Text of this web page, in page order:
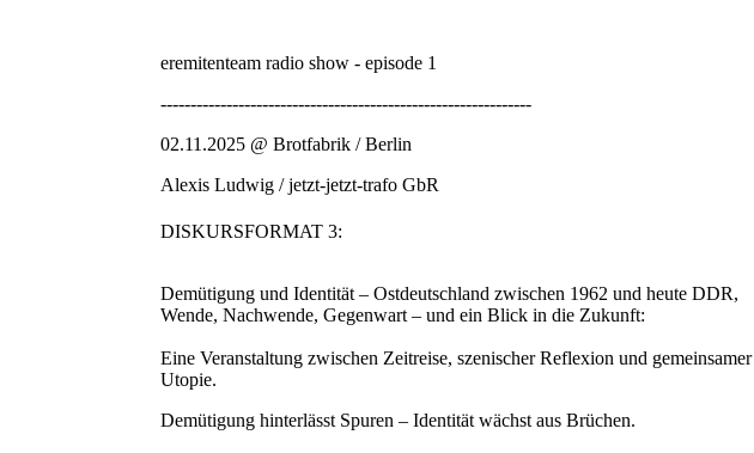
eremitenteam radio show - episode 1
--------------------------------------------------------------
02.11.2025 @ Brotfabrik / Berlin
Alexis Ludwig / jetzt-jetzt-trafo GbR
DISKURSFORMAT 3:
Demütigung und Identität – Ostdeutschland zwischen 1962 und heute DDR,
Wende, Nachwende, Gegenwart – und ein Blick in die Zukunft:
Eine Veranstaltung zwischen Zeitreise, szenischer Reflexion und gemeinsamer
Utopie.
Demütigung hinterlässt Spuren – Identität wächst aus Brüchen.